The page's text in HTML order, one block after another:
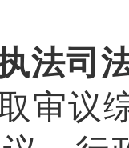
法司
审议